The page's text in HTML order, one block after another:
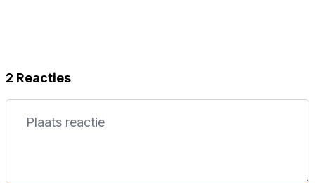
2 Reacties